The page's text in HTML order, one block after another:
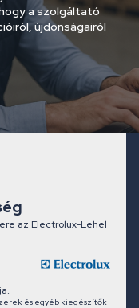
a szolgáltató
újdonságairól
az Electrolux-Lehel
és egyéb kiegészítők